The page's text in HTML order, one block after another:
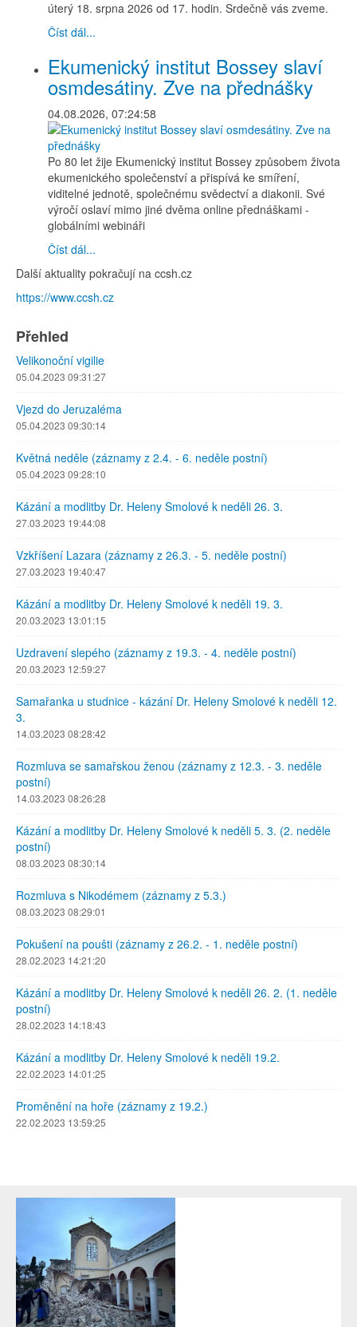
úterý 18. srpna 2026 od 17. hodin. Srdečně vás zveme.
Číst dál...
Ekumenický institut Bossey slaví
osmdesátiny. Zve na přednášky
04.08.2026, 07:24:58
Po 80 let žije Ekumenický institut Bossey způsobem života
ekumenického společenství a přispívá ke smíření,
viditelné jednotě, společnému svědectví a diakonii. Své
výročí oslaví mimo jiné dvěma online přednáškami -
globálními webináři
Číst dál...
Další aktuality pokračují na ccsh.cz
https://www.ccsh.cz
Přehled
Velikonoční vigilie
05.04.2023 09:31:27
Vjezd do Jeruzaléma
05.04.2023 09:30:14
Květná neděle (záznamy z 2.4. - 6. neděle postní)
05.04.2023 09:28:10
Kázání a modlitby Dr. Heleny Smolové k neděli 26. 3.
27.03.2023 19:44:08
Vzkříšení Lazara (záznamy z 26.3. - 5. neděle postní)
27.03.2023 19:40:47
Kázání a modlitby Dr. Heleny Smolové k neděli 19. 3.
20.03.2023 13:01:15
Uzdravení slepého (záznamy z 19.3. - 4. neděle postní)
20.03.2023 12:59:27
Samařanka u studnice - kázání Dr. Heleny Smolové k neděli 12.
3.
14.03.2023 08:28:42
Rozmluva se samařskou ženou (záznamy z 12.3. - 3. neděle
postní)
14.03.2023 08:26:28
Kázání a modlitby Dr. Heleny Smolové k neděli 5. 3. (2. neděle
postní)
08.03.2023 08:30:14
Rozmluva s Nikodémem (záznamy z 5.3.)
08.03.2023 08:29:01
Pokušení na poušti (záznamy z 26.2. - 1. neděle postní)
28.02.2023 14:21:20
Kázání a modlitby Dr. Heleny Smolové k neděli 26. 2. (1. neděle
postní)
28.02.2023 14:18:43
Kázání a modlitby Dr. Heleny Smolové k neděli 19.2.
22.02.2023 14:01:25
Proměnění na hoře (záznamy z 19.2.)
22.02.2023 13:59:25